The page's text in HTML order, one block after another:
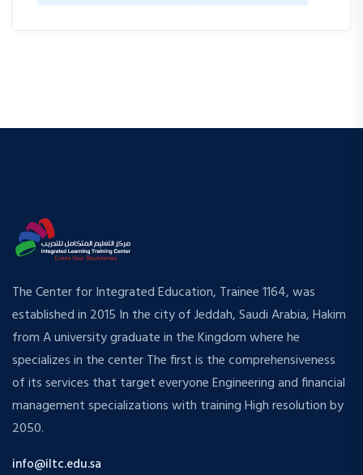
The Center for Integrated Education, Trainee 1164, was
established in 2015 In the city of Jeddah, Saudi Arabia, Hakim
from A university graduate in the Kingdom where he
specializes in the center The first is the comprehensiveness
of its services that target everyone Engineering and financial
management specializations with training High resolution by
2050.
info@iltc.edu.sa